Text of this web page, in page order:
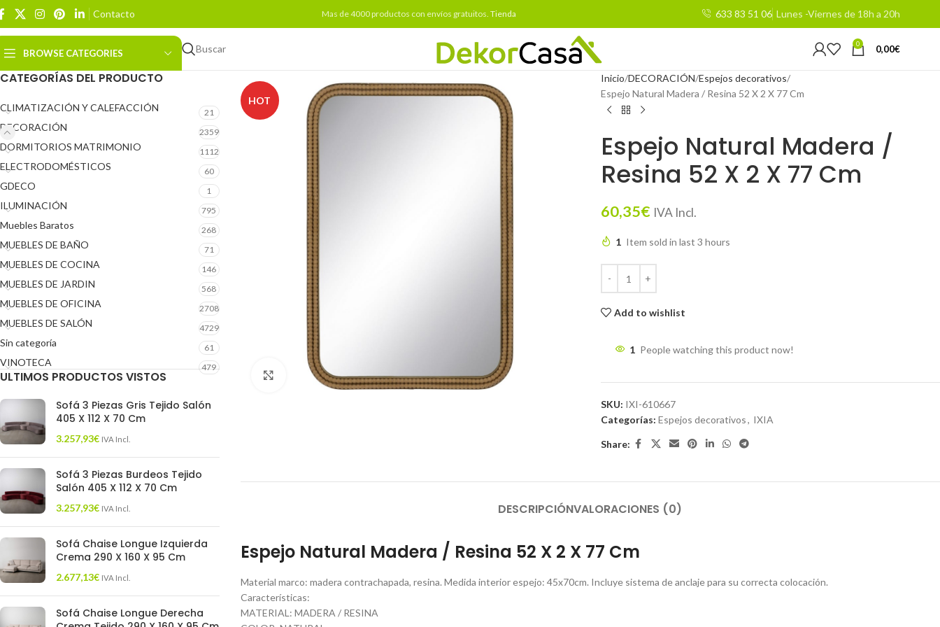
Contacto Mas de 4000 productos con envíos gratuitos. Tienda 633 83 51 06 Lunes -Viernes de 18h a 20h
BROWSE CATEGORIES Buscar 0 0,00€
CATEGORÍAS DEL PRODUCTO
CLIMATIZACIÓN Y CALEFACCIÓN 21
DECORACIÓN 2359
DORMITORIOS MATRIMONIO 1112
ELECTRODOMÉSTICOS 60
GDECO 1
ILUMINACIÓN 795
Muebles Baratos 268
MUEBLES DE BAÑO 71
MUEBLES DE COCINA 146
MUEBLES DE JARDIN 568
MUEBLES DE OFICINA 2708
MUEBLES DE SALÓN 4729
Sin categoría 61
VINOTECA 479
ULTIMOS PRODUCTOS VISTOS
Sofá 3 Piezas Gris Tejido Salón
405 X 112 X 70 Cm
3.257,93€ IVA Incl.
Sofá 3 Piezas Burdeos Tejido
Salón 405 X 112 X 70 Cm
3.257,93€ IVA Incl.
Sofá Chaise Longue Izquierda
Crema 290 X 160 X 95 Cm
2.677,13€ IVA Incl.
Sofá Chaise Longue Derecha
HOT
Click to enlarge
Inicio DECORACIÓN Espejos decorativos
Espejo Natural Madera / Resina 52 X 2 X 77 Cm
Espejo Natural Madera /
Resina 52 X 2 X 77 Cm
60,35€ IVA Incl.
1 Item sold in last 3 hours
Add to wishlist
1 People watching this product now!
SKU: IXI-610667
Categorías: Espejos decorativos, IXIA
Share:
DESCRIPCIÓNVALORACIONES (0)
Espejo Natural Madera / Resina 52 X 2 X 77 Cm
Material marco: madera contrachapada, resina. Medida interior espejo: 45x70cm. Incluye sistema de anclaje para su correcta colocación.
Características:
MATERIAL: MADERA / RESINA